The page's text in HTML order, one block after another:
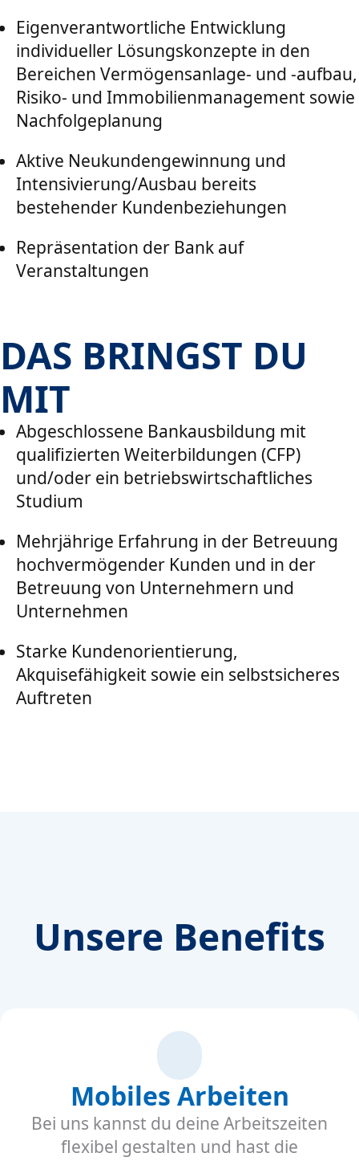
Eigenverantwortliche Entwicklung
individueller Lösungskonzepte in den
Bereichen Vermögensanlage- und -aufbau,
Risiko- und Immobilienmanagement sowie
Nachfolgeplanung
Aktive Neukundengewinnung und
Intensivierung/Ausbau bereits
bestehender Kundenbeziehungen
Repräsentation der Bank auf
Veranstaltungen
DAS BRINGST DU
MIT
Abgeschlossene Bankausbildung mit
qualifizierten Weiterbildungen (CFP)
und/oder ein betriebswirtschaftliches
Studium
Mehrjährige Erfahrung in der Betreuung
hochvermögender Kunden und in der
Betreuung von Unternehmern und
Unternehmen
Starke Kundenorientierung,
Akquisefähigkeit sowie ein selbstsicheres
Auftreten
Unsere Benefits
Mobiles Arbeiten
Bei uns kannst du deine Arbeitszeiten
flexibel gestalten und hast die